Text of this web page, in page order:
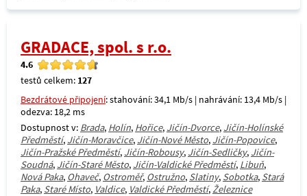
GRADACE, spol. s r.o.
4.6
testů celkem: 127
Bezdrátové připojení: stahování: 34,1 Mb/s | nahrávání: 13,4 Mb/s |
odezva: 18,2 ms
Dostupnost v: Brada, Holín, Hořice, Jičín-Dvorce, Jičín-Holínské
Předměstí, Jičín-Moravčice, Jičín-Nové Město, Jičín-Popovice,
Jičín-Pražské Předměstí, Jičín-Robousy, Jičín-Sedličky, Jičín-
Soudná, Jičín-Staré Město, Jičín-Valdické Předměstí, Libuň,
Nová Paka, Ohaveč, Ostroměř, Ostružno, Slatiny, Sobotka, Stará
Paka, Staré Místo, Valdice, Valdické Předměstí,Železnice